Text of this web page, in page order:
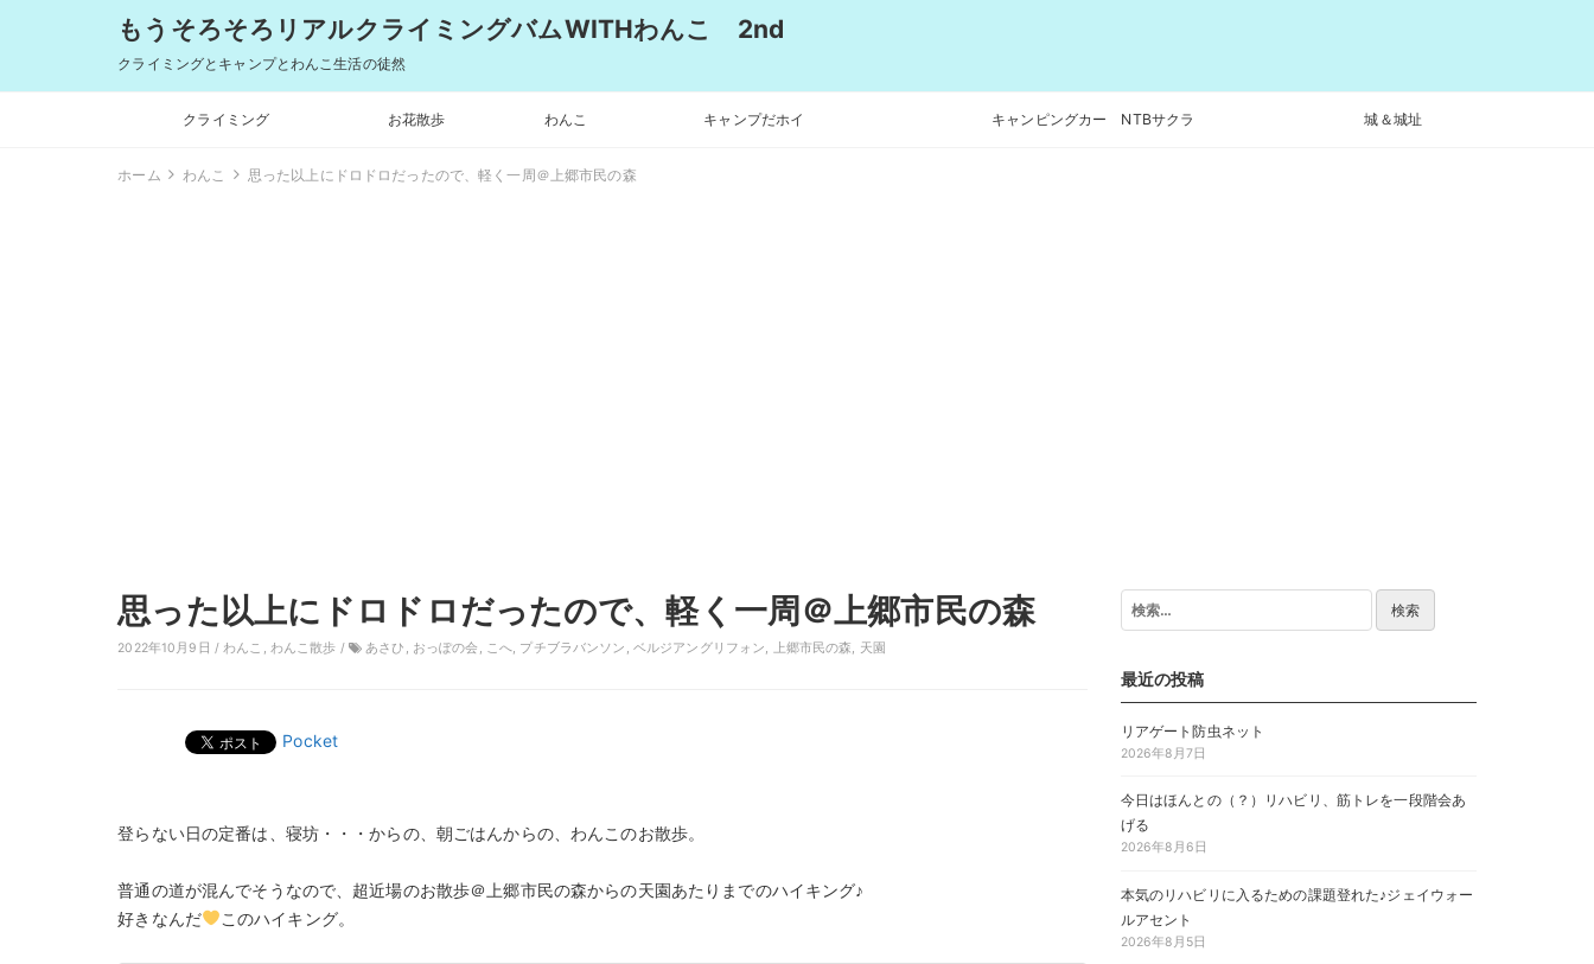
もうそろそろリアルクライミングバムWITHわんこ 2nd
クライミングとキャンプとわんこ生活の徒然
クライミング お花散歩 わんこ キャンプだホイ キャンピングカー NTBサクラ 城＆城址
ホーム わんこ 思った以上にドロドロだったので、軽く一周＠上郷市民の森
思った以上にドロドロだったので、軽く一周＠上郷市民の森
2022年10月9日 /わんこ , わんこ散歩 / あさひ , おっぽの会 , こへ, プチブラバンソン , ベルジアングリフォン, 上郷市民の森, 天園
Pocket
登らない日の定番は、寝坊・・・からの、朝ごはんからの、わんこのお散歩。
普通の道が混んでそうなので、超近場のお散歩＠上郷市民の森からの天園あたりまでのハイキング♪
好きなんだ
このハイキング。
索:
最近の投稿
リアゲート防虫ネット
2026年8月7日
今日はほんとの（？）リハビリ、筋トレを一段階会あ
げる
2026年8月6日
本気のリハビリに入るための課題登れた♪ジェイウォー
ルアセント
2026年8月5日